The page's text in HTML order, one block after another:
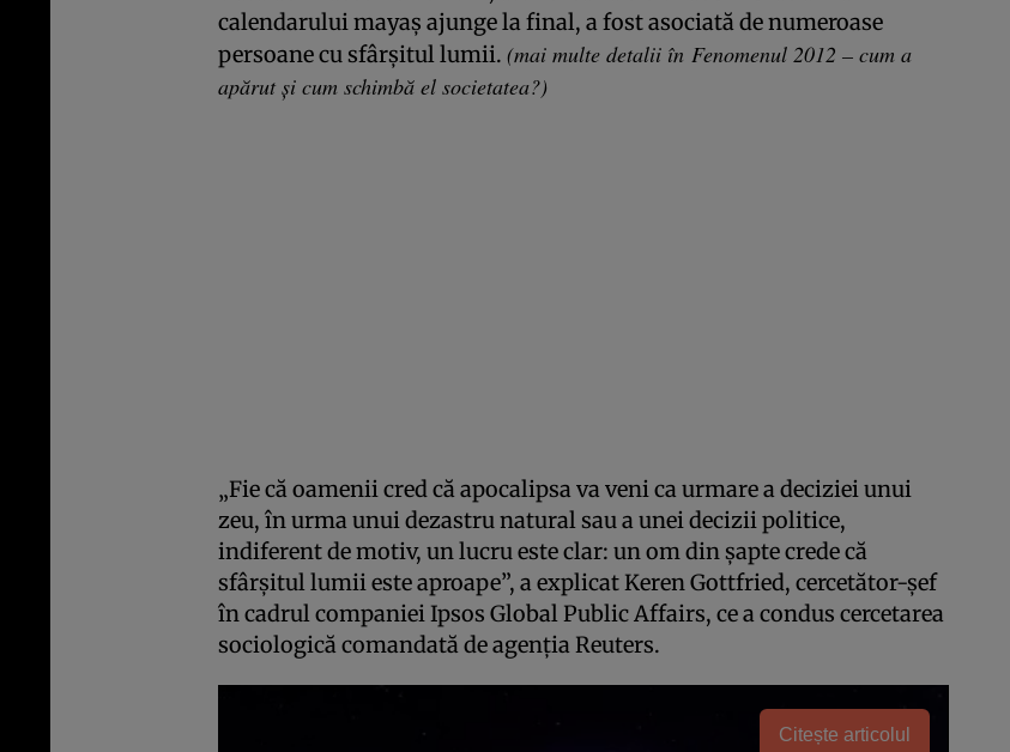
calendarului mayaş ajunge la final, a fost asociată de numeroase
persoane cu sfârşitul lumii. (mai multe detalii în Fenomenul 2012 – cum a
apărut şi cum schimbă el societatea?)
„Fie că oamenii cred că apocalipsa va veni ca urmare a deciziei unui
zeu, în urma unui dezastru natural sau a unei decizii politice,
indiferent de motiv, un lucru este clar: un om din şapte crede că
sfârşitul lumii este aproape”, a explicat Keren Gottfried, cercetător-şef
în cadrul companiei Ipsos Global Public Affairs, ce a condus cercetarea
sociologică comandată de agenţia Reuters.
Citește articolul